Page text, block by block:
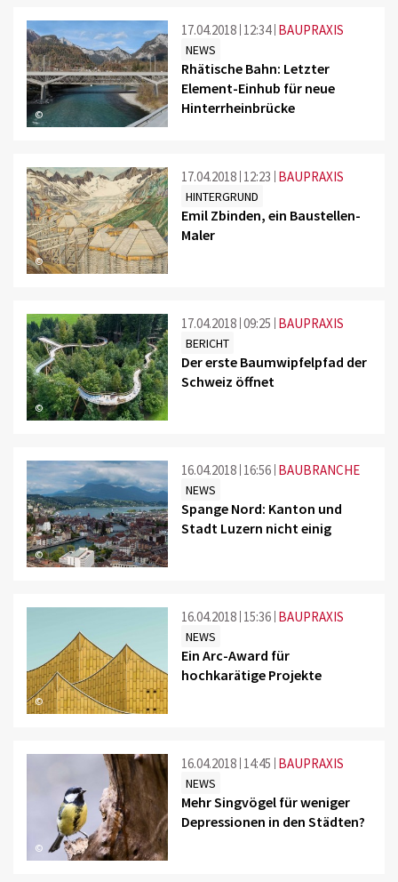
©
17.04.2018 12:34 BAUPRAXIS
NEWS
Rhätische Bahn: Letzter
Element-Einhub für neue
Hinterrheinbrücke
©
17.04.2018 12:23 BAUPRAXIS
HINTERGRUND
Emil Zbinden, ein Baustellen-
Maler
©
17.04.2018 09:25 BAUPRAXIS
BERICHT
Der erste Baumwipfelpfad der
Schweiz öffnet
©
16.04.2018 16:56 BAUBRANCHE
NEWS
Spange Nord: Kanton und
Stadt Luzern nicht einig
©
16.04.2018 15:36 BAUPRAXIS
NEWS
Ein Arc-Award für
hochkarätige Projekte
©
16.04.2018 14:45 BAUPRAXIS
NEWS
Mehr Singvögel für weniger
Depressionen in den Städten?